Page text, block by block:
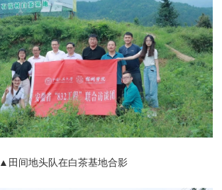
▲田间地头队在白茶基地合影